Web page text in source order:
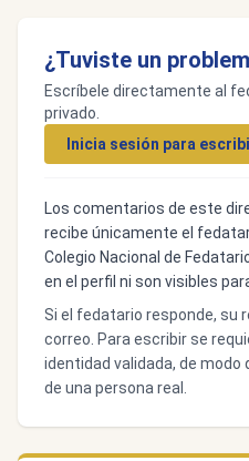
¿Tuviste un
Escríbele directamente al
privado.
Inicia sesión para
Los comentarios de este
recibe únicamente el
Colegio Nacional de
en el perfil ni son visibles
Si el fedatario responde, su
correo. Para escribir se
identidad validada, de modo
de una persona real.